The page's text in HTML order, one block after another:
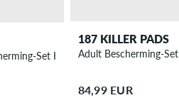
Protection Junior Bescherming-Set Kinderen
187 KILLER PADS
Adult Bescherming-Set
84,99 EUR